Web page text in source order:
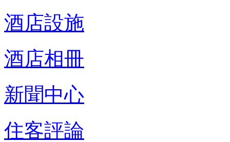
酒店設施
酒店相冊
新聞中心
住客評論